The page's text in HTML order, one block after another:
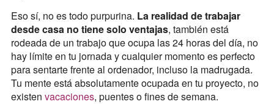
Eso sí, no es todo purpurina. La realidad de trabajar
desde casa no tiene solo ventajas, también está
rodeada de un trabajo que ocupa las 24 horas del día, no
hay límite en tu jornada y cualquier momento es perfecto
para sentarte frente al ordenador, incluso la madrugada.
Tu mente está absolutamente ocupada en tu proyecto, no
existen vacaciones, puentes o fines de semana.